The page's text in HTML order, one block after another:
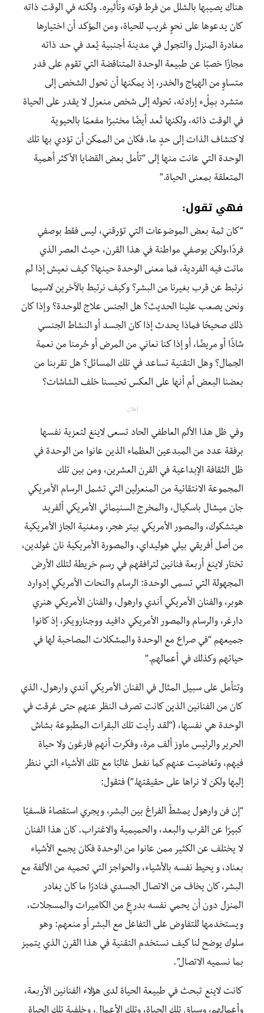
هناك يصيبها بالشلل من فرط قوته وتأثيره. ولكنه في الوقت ذاته
كان يدعوها على نحوٍ غريب للحياة، ومن المؤكد أن اختيارها
مغادرة المنزل والتجول في مدينة أجنبية يُعد في حد ذاته
مجازًا خصبًا عن طبيعة الوحدة المتناقضة التي تقوم على قدر
متساوٍ من الهياج والخدر، إذ يمكنها أن تحول الشخص إلى
متشرد بمِلْء إرادته، تحوله إلى شخص منعزل لا يقدر على الحياة
في الوقت ذاته، ولكنها تُعد أيضًا مختبرًا مفعمًا بالحيوية
لاكتشاف الذات إلى حدٍ ما، فكان من الممكن أن تؤدي بها تلك
الوحدة التي عانت منها إلى “تأمل بعض القضايا الأكثر أهمية
المتعلقة بمعنى الحياة.”
فهي تقول:
“كان ثمة بعض الموضوعات التي تؤرقني، ليس فقط بوصفي
فردًا،ولكن بوصفي مواطنة في هذا القرن، حيث العصر الذي
ماتت فيه الفردية، فما معنى الوحدة حينها؟ كيف نعيش إذا لم
نرتبط عن قرب بغيرنا من البشر؟ وكيف نرتبط بالآخرين لاسيما
ونحن يصعب علينا الحديث؟ هل الجنس علاج للوحدة؟ وإذا كان
ذلك صحيحًا فماذا يحدث إذا كان الجسد أو النشاط الجنسي
شاذًا أو مريضًا، أو إذا كنا نعاني من المرض أو حُرمنا من نعمة
الجمال؟ وهل التقنية تساعد في تلك المسائل؟ هل تقربنا من
بعضنا البعض أم أنها على العكس تحبسنا خلف الشاشات؟
إعلان
وفي ظل هذا الألم العاطفي الحاد تسعى لاينغ لتعزية نفسها
برفقة عدد من المبدعين العظماء الذين عانوا من الوحدة في
ظل الثقافة الإبداعية في القرن العشرين، ومن بين تلك
المجموعة الانتقائية من المنعزلين التي تشمل الرسام الأمريكي
جان ميشال باسكيال، والمخرج السنيمائي الأمريكي ألفريد
هيتشكوك، والمصور الأمريكي بيتر هجر، ومغنية الجاز الأمريكية
من أصل أفريقي بيلي هوليداي، والمصورة الأمريكية نان غولدين،
تختار لاينغ أربعة فنانين لترافقهم في رسم خريطة لتلك الأرض
المجهولة التي تسمى الوحدة: الرسام والنحات الأمريكي إدوارد
هوبر، والفنان الأمريكي آندي وارهول، والفنان الأمريكي هنري
دارغر، والرسام والمصور الأمريكي دافيد ووجنارويكز، إذ كانوا
جميعهم “في صراع مع الوحدة والمشكلات المصاحبة لها في
حياتهم وكذلك في أعمالهم.”
وتتأمل على سبيل المثال في الفنان الأمريكي آندي وارهول، الذي
كان من الفنانين الذين كانت تصرف النظر عنهم حتى غرقت في
الوحدة هي نفسها، (“لقد رأيت تلك البقرات المطبوعة بشاش
الحرير والرئيس ماوز ألف مرة، وفكرت أنهم فارغون ولا حياة
فيهم، وتغاضيت عنهم كما نفعل غالبًا مع تلك الأشياء التي ننظر
إليها ولكن لا نراها على حقيقتها.”) فتقول:
“إن فن وارهول يمشطّ الفراغ بين البشر، ويجري استقصاءً فلسفيًا
كبيرًا عن القرب والبعد، والحميمية والاغتراب. كان هذا الفنان
لا يختلف عن الكثير ممن عانوا من الوحدة فكان يجمع الأشياء
بعناد، ويحيط نفسه بالأشياء، والحواجز التي تحميه من الألفة مع
البشر، كان يخاف من الاتصال الجسدي فنادرًا ما كان يغادر
المنزل دون أن يحمي نفسه بدرعٍ من الكاميرات والمسجلات،
ويستخدمها للتفاوض على التفاعل مع البشر أو منعهم: وهو
سلوك يوضح لنا كيف نستخدم التقنية في هذا القرن الذي يتميز
بما نسميه الاتصال”.
كانت لاينع تبحث في طبيعة الحياة لدى هؤلاء الفنانين الأربعة،